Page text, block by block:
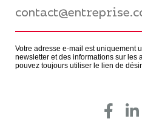
Votre adresse e-mail est uniquement
newsletter et des informations sur les
pouvez toujours utiliser le lien de